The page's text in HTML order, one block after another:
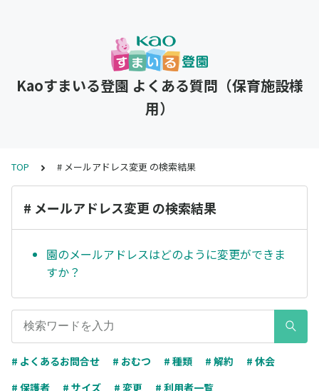
Kaoすまいる登園 よくある質問（保育施設様
用）
TOP # メールアドレス変更 の検索結果
# メールアドレス変更 の検索結果
園のメールアドレスはどのように変更ができま
すか？
# よくあるお問合せ # おむつ # 種類 # 解約
# 休会
# 保護者
# サイズ # 変更
# 利用者一覧